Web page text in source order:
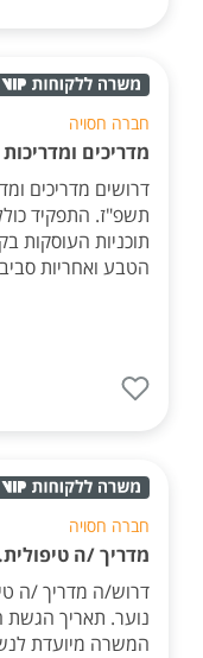
חברה חסויה
מדריכים
דרושים מדריכים
תשפ"ז. התפקיד
תוכניות העוסקות
הטבע ואחריות
חברה חסויה
מדריך /ה טיפולית. (41 /
המשרה מיועדת